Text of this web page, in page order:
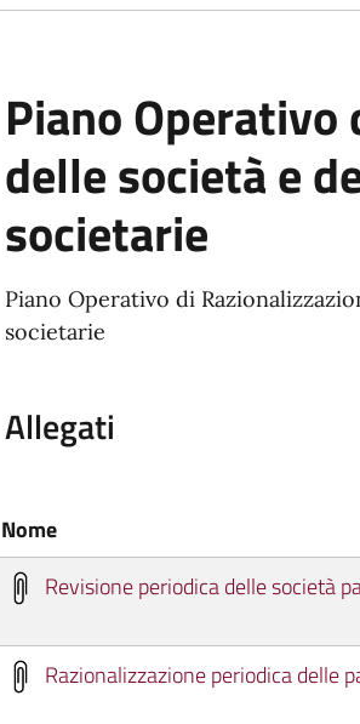
Piano Operativo
delle società e
societarie
Piano Operativo di
societarie
Allegati
Nome
Revisione periodica delle società
Razionalizzazione periodica delle